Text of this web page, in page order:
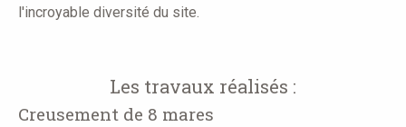
l'incroyable diversité du site.
Les travaux réalisés :
Creusement de 8 mares